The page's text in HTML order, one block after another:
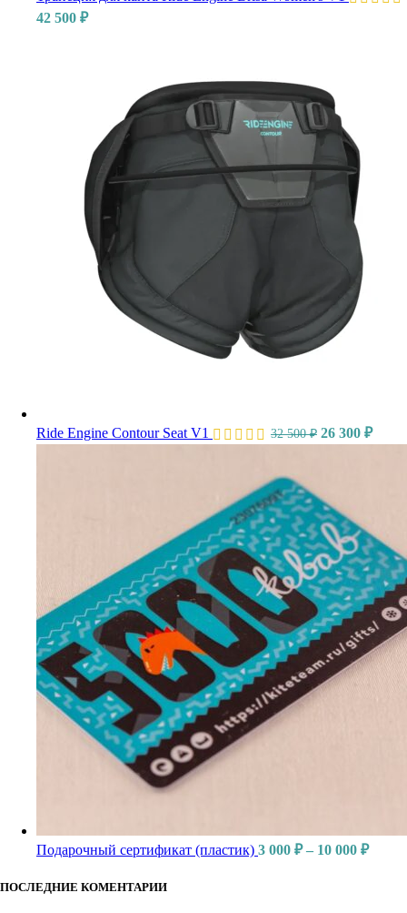
42 500 ₽
Ride Engine Contour Seat V1 32 500₽ 26 300 ₽
Подарочный сертификат (пластик) 3 000 ₽ – 10 000 ₽
ПОСЛЕДНИЕ КОМЕНТАРИИ